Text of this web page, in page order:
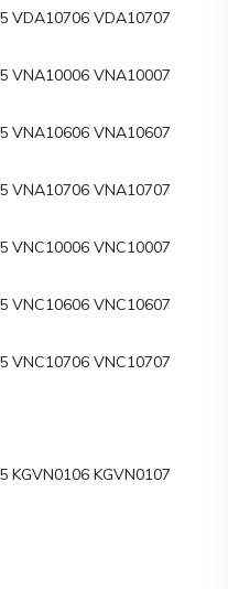
VDA10706 VDA10707
VNA10006 VNA10007
VNA10606 VNA10607
VNA10706 VNA10707
VNC10006 VNC10007
VNC10606 VNC10607
VNC10706 VNC10707
KGVN0106 KGVN0107